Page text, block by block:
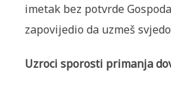
imetak bez potvrde
zapovijedio da uzmeš
Uzroci sporosti primanja